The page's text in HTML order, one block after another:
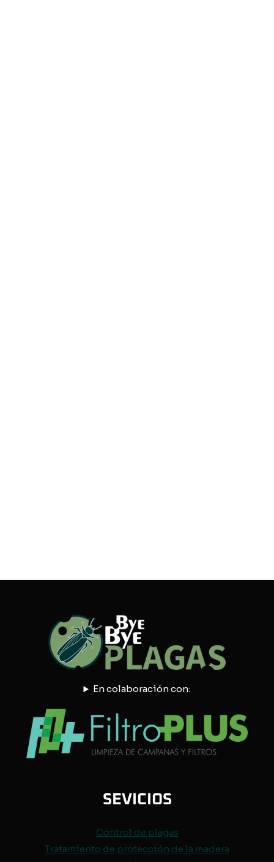
En colaboración con:
SEVICIOS
Control de plagas
Tratamiento de protección de la madera